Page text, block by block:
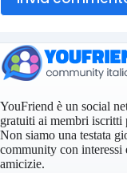
YouFriend è un social
gratuiti ai membri iscritti
Non siamo una testata
community con interessi
amicizie.